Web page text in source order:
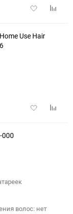
Добавить
Use Hair
Добавить
000
волос: нет